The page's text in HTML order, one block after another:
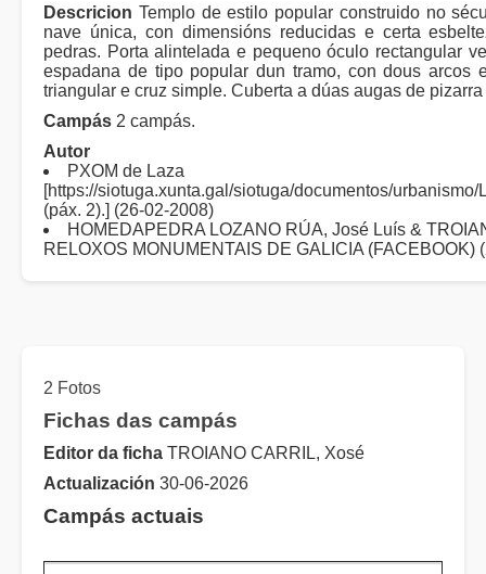
Descricion Templo de estilo popular construido no
nave única, con dimensións reducidas e certa
pedras. Porta alintelada e pequeno óculo rectangular
espadana de tipo popular dun tramo, con dous arcos
triangular e cruz simple. Cuberta a dúas augas de
Campás 2 campás.
Autor
PXOM de Laza
[https://siotuga.xunta.gal/siotuga/documentos/
(páx. 2).] (26-02-2008)
HOMEDAPEDRA LOZANO RÚA, José Luís &
RELOXOS MONUMENTAIS DE GALICIA (FACEBOOK)
2 Fotos
Fichas das campás
Editor da ficha TROIANO CARRIL, Xosé
Actualización 30-06-2026
Campás actuais